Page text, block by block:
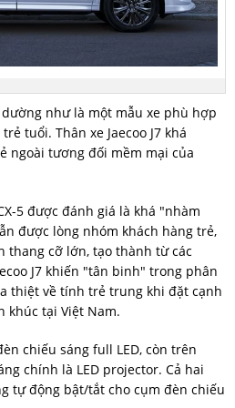
dường như là một mẫu xe phù hợp
tuổi. Thân xe Jaecoo J7 khá
ngoài tương đối mềm mại của
5 được đánh giá là khá "nhàm
được lòng nhóm khách hàng trẻ,
cỡ lớn, tạo thành từ các
J7 khiến "tân binh" trong phân
thiệt về tính trẻ trung khi đặt cạnh
khúc tại Việt Nam.
chiếu sáng full LED, còn trên
chính là LED projector. Cả hai
tự động bật/tắt cho cụm đèn chiếu